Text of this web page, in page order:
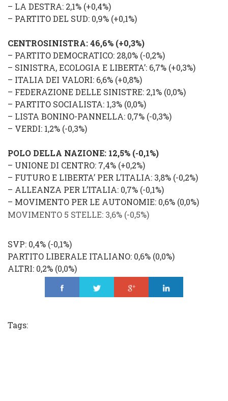
– LA DESTRA: 2,1% (+0,4%)
– PARTITO DEL SUD: 0,9% (+0,1%)
CENTROSINISTRA: 46,6% (+0,3%)
– PARTITO DEMOCRATICO: 28,0% (-0,2%)
– SINISTRA, ECOLOGIA E LIBERTA’: 6,7% (+0,3%)
– ITALIA DEI VALORI: 6,6% (+0,8%)
– FEDERAZIONE DELLE SINISTRE: 2,1% (0,0%)
– PARTITO SOCIALISTA: 1,3% (0,0%)
– LISTA BONINO-PANNELLA: 0,7% (-0,3%)
– VERDI: 1,2% (-0,3%)
POLO DELLA NAZIONE: 12,5% (-0,1%)
– UNIONE DI CENTRO: 7,4% (+0,2%)
– FUTURO E LIBERTA’ PER L’ITALIA: 3,8% (-0,2%)
– ALLEANZA PER L’ITALIA: 0,7% (-0,1%)
– MOVIMENTO PER LE AUTONOMIE: 0,6% (0,0%)
MOVIMENTO 5 STELLE: 3,6% (-0,5%)
SVP: 0,4% (-0,1%)
PARTITO LIBERALE ITALIANO: 0,6% (0,0%)
ALTRI: 0,2% (0,0%)
Tags: